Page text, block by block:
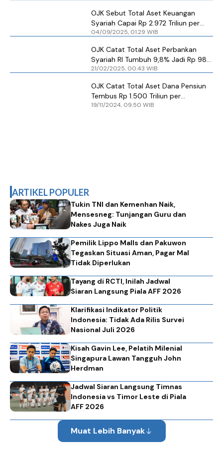
OJK Sebut Total Aset Keuangan
Syariah Capai Rp 2.972 Triliun per
Juni, Pangsa Pasarnya 11,47% di
04/09/2025, 01.29 WIB
OJK Catat Total Aset Perbankan
Syariah RI Tumbuh 9,8% Jadi Rp 980
Triliun di 2024
21/02/2025, 00.43 WIB
OJK Catat Total Aset Dana Pensiun
Tembus Rp 1.500 Triliun per
September 2024
19/11/2024, 09.50 WIB
ARTIKEL POPULER
Tukin TNI dan Kemenhan Naik,
Mensesneg: Tunjangan Guru dan
Nakes Juga Naik
Pemilik Lippo Malls dan Pakuwon
Tegaskan Situasi Aman, Pagar Mal
Tidak Diperlukan
Tayang di RCTI, Inilah Jadwal
Siaran Langsung Piala AFF 2026
Klarifikasi Indikator Politik
Indonesia: Tidak Ada Rilis Survei
Nasional Juli 2026
Kisah Gavin Lee, Pelatih Milenial
Singapura Lawan Tangguh John
Herdman
Jadwal Siaran Langsung Timnas
Indonesia vs Timor Leste di Piala
AFF 2026
Muat Lebih Banyak